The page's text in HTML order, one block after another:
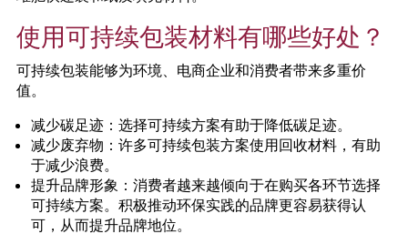
使用可持续包装材料有哪些好处？
可持续包装能够为环境、电商企业和消费者带来多重价
值。
减少碳足迹：选择可持续方案有助于降低碳足迹。
减少废弃物：许多可持续包装方案使用回收材料，有助
于减少浪费。
提升品牌形象：消费者越来越倾向于在购买各环节选择
可持续方案。积极推动环保实践的品牌更容易获得认
可，从而提升品牌地位。